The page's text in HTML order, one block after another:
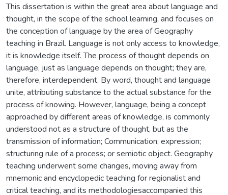
This dissertation is within the great area about language and
thought, in the scope of the school learning, and focuses on
the conception of language by the area of Geography
teaching in Brazil. Language is not only access to knowledge,
it is knowledge itself. The process of thought depends on
language, just as language depends on thought; they are,
therefore, interdependent. By word, thought and language
unite, attributing substance to the actual substance for the
process of knowing. However, language, being a concept
approached by different areas of knowledge, is commonly
understood not as a structure of thought, but as the
transmission of information; Communication; expression;
structuring rule of a process; or semiotic object. Geography
teaching underwent some changes, moving away from
mnemonic and encyclopedic teaching for regionalist and
critical teaching, and its methodologiesaccompanied this